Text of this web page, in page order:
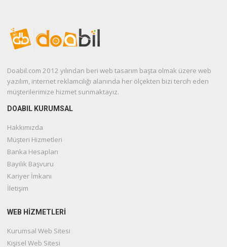
Doabil.com 2012 yılından beri web tasarım başta olmak üzere web
yazılım, internet reklamcılığı alanında her ölçekten bizi tercih eden
müşterilerimize hizmet sunmaktayız.
DOABIL KURUMSAL
Hakkımızda
Müşteri Hizmetleri
Banka Hesapları
Bayilik Başvuru
Kariyer İmkanı
İletişim
WEB HIZMETLERI
Kurumsal Web Sitesi
Kişisel Web Sitesi